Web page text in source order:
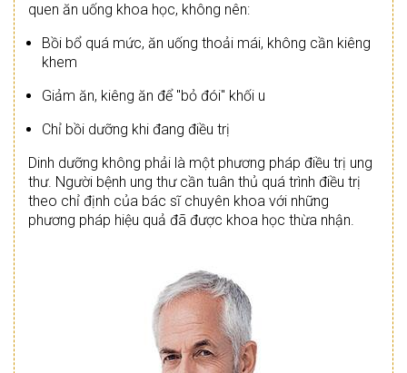
quen ăn uống khoa học, không nên:
Bồi bổ quá mức, ăn uống thoải mái, không cần kiêng
khem
Giảm ăn, kiêng ăn để "bỏ đói" khối u
Chỉ bồi dưỡng khi đang điều trị
Dinh dưỡng không phải là một phương pháp điều trị ung
thư. Người bệnh ung thư cần tuân thủ quá trình điều trị
theo chỉ định của bác sĩ chuyên khoa với những
phương pháp hiệu quả đã được khoa học thừa nhận.